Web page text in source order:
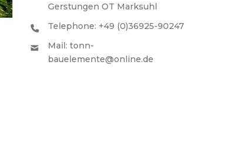
Gerstungen OT Marksuhl
Telephone: +49 (0)36925-90247
Mail: tonn-
bauelemente@online.de